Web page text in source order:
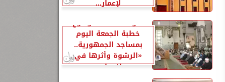
لإعمار...
الأوقاف تحدد موضوع
خطبة الجمعة اليوم
بمساجد الجمهورية..
«الرشوة وأثرها في
إفساد...